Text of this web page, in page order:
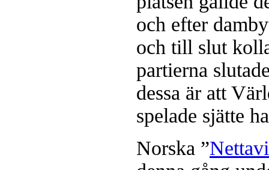
och efter
och till slut
partierna
dessa är att
spelade sjätte
Norska ”